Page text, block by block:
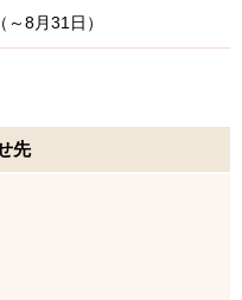
～8月31日）
先